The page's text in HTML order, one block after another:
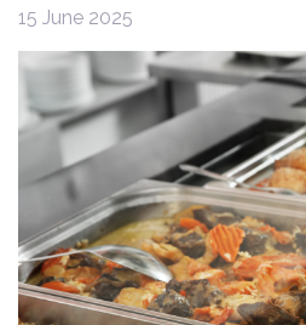
15 June 2025